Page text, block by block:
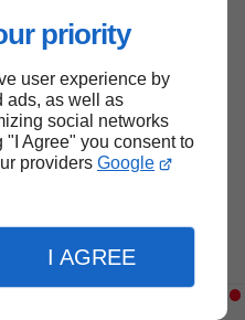
priority
user experience by
ads, as well as
social networks
Agree" you consent to
providers Google
I AGREE
page